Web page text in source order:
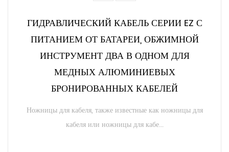
ГИДРАВЛИЧЕСКИЙ КАБЕЛЬ СЕРИИ EZ С
ПИТАНИЕМ ОТ БАТАРЕИ, ОБЖИМНОЙ
ИНСТРУМЕНТ ДВА В ОДНОМ ДЛЯ
МЕДНЫХ АЛЮМИНИЕВЫХ
БРОНИРОВАННЫХ КАБЕЛЕЙ
Ножницы для кабеля, также известные как ножницы для
кабеля или ножницы для кабе...